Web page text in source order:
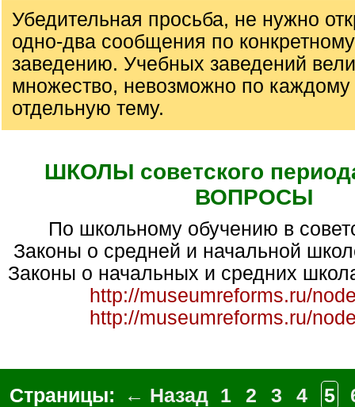
Убедительная просьба, не нужно
одно-два сообщения по
заведению. Учебных заведений
множество, невозможно по каждому
отдельную тему.
ШКОЛЫ советского
ВОПРОСЫ
по школьному обучению в
Законы о средней и начальной
Законы о начальных и средних
http://museumreforms.ru/
http://museumreforms.ru/
Страницы: ← Назад 1 2 3 4 5